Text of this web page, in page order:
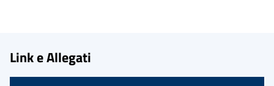
Link e Allegati